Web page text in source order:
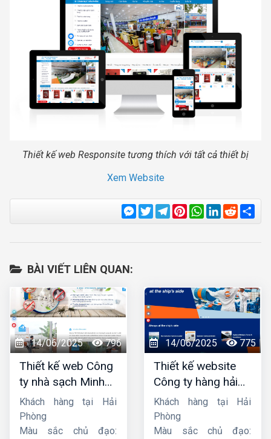
Thiết kế web Responsite tương thích với tất cả thiết bị
Xem Website
Messenger
TwitterTelegram
Pinterest
WhatsApp
LinkedIn
Reddit
BÀI VIẾT LIÊN QUAN:
14/06/2025 796
Thiết kế web Công
ty nhà sạch Minh
Dương
Khách hàng tại Hải
Phòng
Màu sắc chủ đạo:
14/06/2025 775
Thiết kế website
Công ty hàng hải
liên minh
Khách hàng tại Hải
Phòng
Màu sắc chủ đạo: